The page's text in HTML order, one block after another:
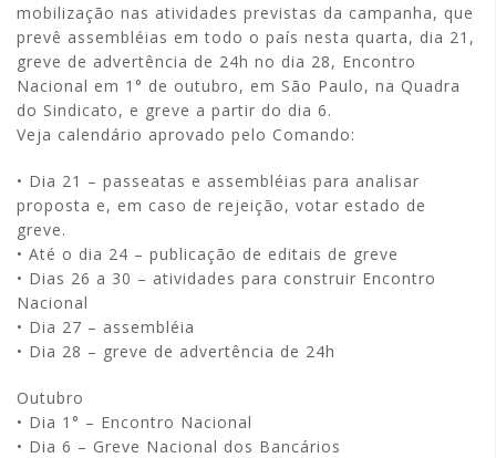
mobilização nas atividades previstas da campanha, que
prevê assembléias em todo o país nesta quarta, dia 21,
greve de advertência de 24h no dia 28, Encontro
Nacional em 1° de outubro, em São Paulo, na Quadra
do Sindicato, e greve a partir do dia 6.
Veja calendário aprovado pelo Comando:
• Dia 21 – passeatas e assembléias para analisar
proposta e, em caso de rejeição, votar estado de
greve.
• Até o dia 24 – publicação de editais de greve
• Dias 26 a 30 – atividades para construir Encontro
Nacional
• Dia 27 – assembléia
• Dia 28 – greve de advertência de 24h
Outubro
• Dia 1° – Encontro Nacional
• Dia 6 – Greve Nacional dos Bancários